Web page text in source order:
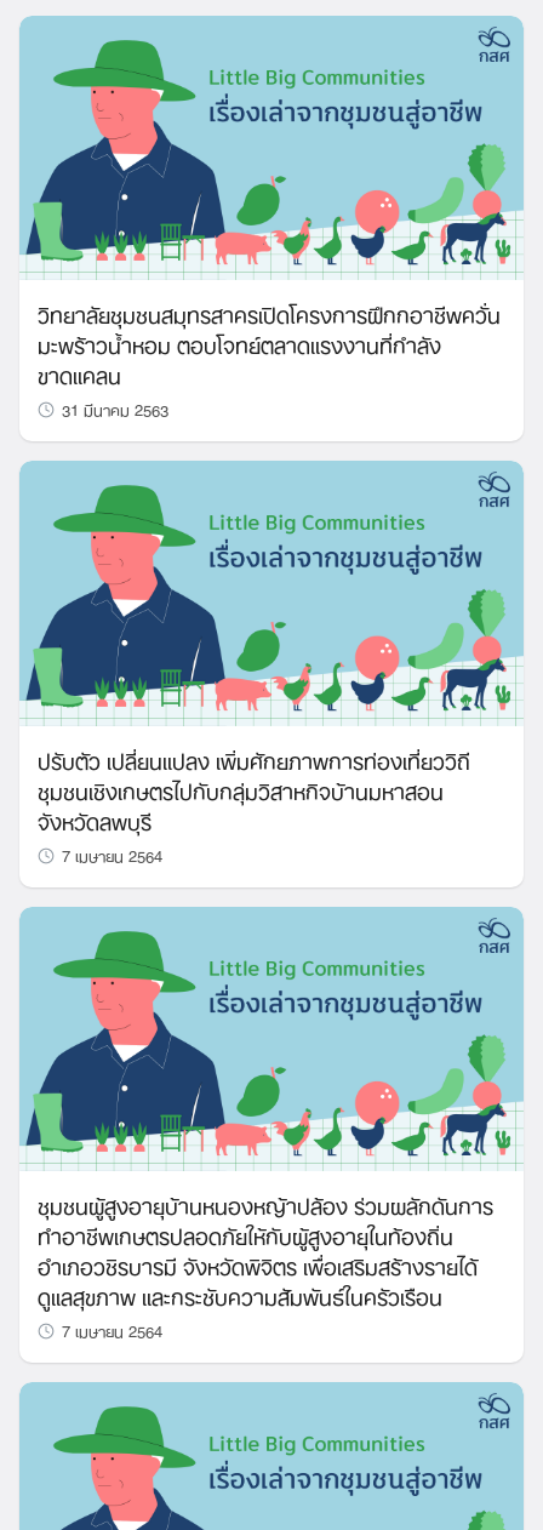
Search
for:
วิทยาลัยชุมชนสมุทรสาครเปิดโครงการฝึกกอาชีพควั่น
มะพร้าวน้ำหอม ตอบโจทย์ตลาดแรงงานที่กำลัง
ขาดแคลน
31 มีนาคม 2563
ปรับตัว เปลี่ยนแปลง เพิ่มศักยภาพการท่องเที่ยววิถี
ชุมชนเชิงเกษตรไปกับกลุ่มวิสาหกิจบ้านมหาสอน
จังหวัดลพบุรี
7 เมษายน 2564
ชุมชนผู้สูงอายุบ้านหนองหญ้าปล้อง ร่วมผลักดันการ
ทำอาชีพเกษตรปลอดภัยให้กับผู้สูงอายุในท้องถิ่น
อำเภอวชิรบารมี จังหวัดพิจิตร เพื่อเสริมสร้างรายได้
ดูแลสุขภาพ และกระชับความสัมพันธ์ในครัวเรือน
7 เมษายน 2564